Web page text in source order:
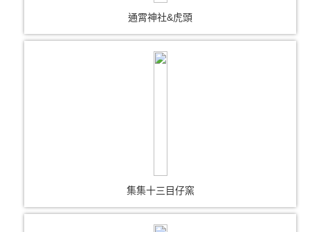
通霄神社&虎頭
集集十三目仔窯